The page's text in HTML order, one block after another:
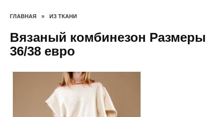
ГЛАВНАЯ » ИЗ ТКАНИ
Вязаный комбинезон Размеры
36/38 евро